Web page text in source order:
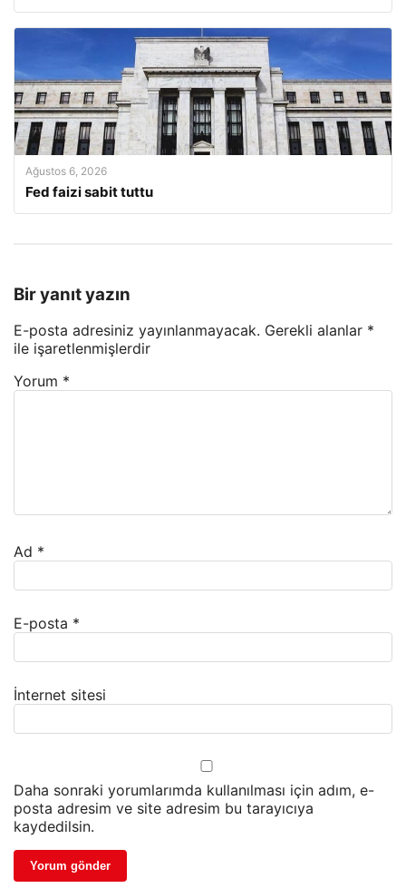
Ağustos 6, 2026
Fed faizi sabit tuttu
Bir yanıt yazın
E-posta adresiniz yayınlanmayacak. Gerekli alanlar *
ile işaretlenmişlerdir
Yorum *
Ad *
E-posta *
İnternet sitesi
Daha sonraki yorumlarımda kullanılması için adım, e-
posta adresim ve site adresim bu tarayıcıya
kaydedilsin.